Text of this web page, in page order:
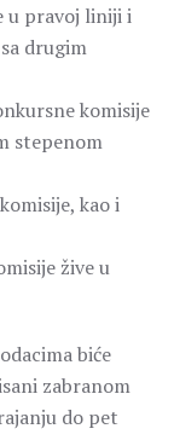
u pravoj liniji i
drugim
komisije
stepenom
kao i
žive u
biće
zabranom
do pet